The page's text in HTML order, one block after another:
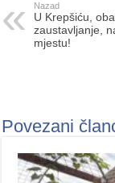
Nazad
U Krepšiću,
zaustavljanje,
mjestu!
Povezani